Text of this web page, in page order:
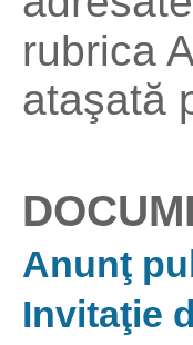
rubrica
ataşată
Anunţ
Invitaţie